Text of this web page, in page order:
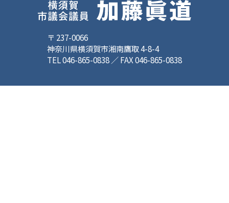
〒 237-0066
神奈川県横須賀市湘南鷹取 4-8-4
TEL 046-865-0838 ／ FAX 046-865-0838